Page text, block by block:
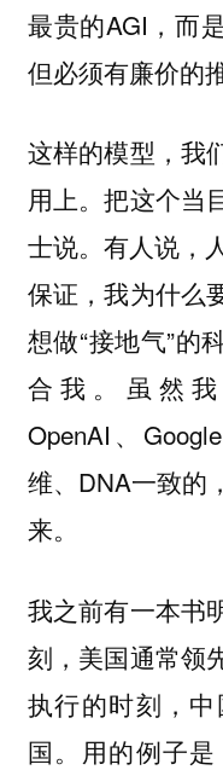
最贵的AGI，而
但必须有廉价的
这样的模型，我
用上。把这个当
士说。有人说，
保证，我为什么
想做“接地气”的
合我。虽然
OpenAI、
维、DNA一致的
来。
我之前有一本书
刻，美国通常领
执行的时刻，
国。用的例子